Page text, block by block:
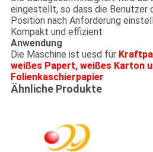
eingestellt, so dass die Benutzer
Position nach Anforderung
Kompakt und effizient
Anwendung
Die Maschine ist uesd für
weißes Papert, weißes Karton
Folienkaschierpapier
Ähnliche Produkte